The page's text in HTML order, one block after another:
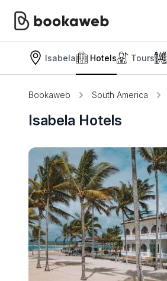
Isabela Hotels Tours
Bookaweb South America
Isabela Hotels